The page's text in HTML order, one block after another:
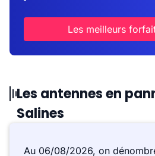
Les meilleurs
Les antennes en
Salines
Au 06/08/2026, on